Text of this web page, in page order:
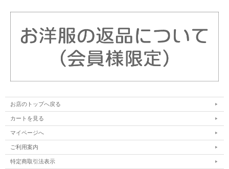
お店のトップへ戻る
カートを見る
マイページへ
ご利用案内
特定商取引法表示